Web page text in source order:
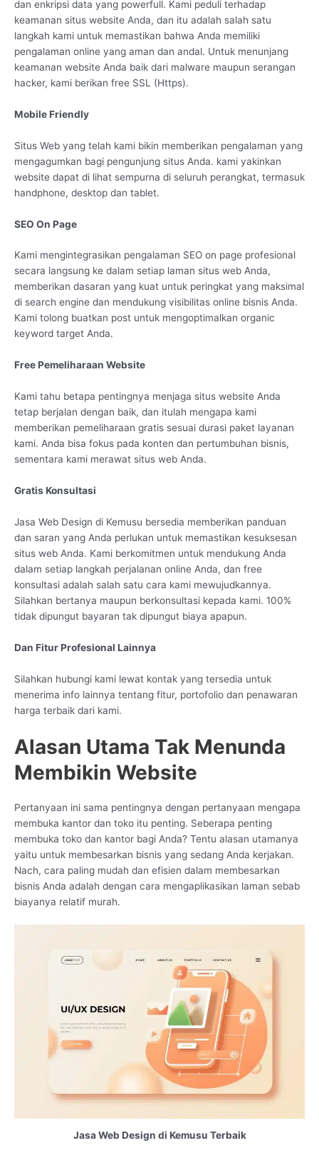
dan enkripsi data yang powerfull. Kami peduli terhadap
keamanan situs website Anda, dan itu adalah salah satu
langkah kami untuk memastikan bahwa Anda memiliki
pengalaman online yang aman dan andal. Untuk menunjang
keamanan website Anda baik dari malware maupun serangan
hacker, kami berikan free SSL (Https).
Mobile Friendly
Situs Web yang telah kami bikin memberikan pengalaman yang
mengagumkan bagi pengunjung situs Anda. kami yakinkan
website dapat di lihat sempurna di seluruh perangkat, termasuk
handphone, desktop dan tablet.
SEO On Page
Kami mengintegrasikan pengalaman SEO on page profesional
secara langsung ke dalam setiap laman situs web Anda,
memberikan dasaran yang kuat untuk peringkat yang maksimal
di search engine dan mendukung visibilitas online bisnis Anda.
Kami tolong buatkan post untuk mengoptimalkan organic
keyword target Anda.
Free Pemeliharaan Website
Kami tahu betapa pentingnya menjaga situs website Anda
tetap berjalan dengan baik, dan itulah mengapa kami
memberikan pemeliharaan gratis sesuai durasi paket layanan
kami. Anda bisa fokus pada konten dan pertumbuhan bisnis,
sementara kami merawat situs web Anda.
Gratis Konsultasi
Jasa Web Design di Kemusu bersedia memberikan panduan
dan saran yang Anda perlukan untuk memastikan kesuksesan
situs web Anda. Kami berkomitmen untuk mendukung Anda
dalam setiap langkah perjalanan online Anda, dan free
konsultasi adalah salah satu cara kami mewujudkannya.
Silahkan bertanya maupun berkonsultasi kepada kami. 100%
tidak dipungut bayaran tak dipungut biaya apapun.
Dan Fitur Profesional Lainnya
Silahkan hubungi kami lewat kontak yang tersedia untuk
menerima info lainnya tentang fitur, portofolio dan penawaran
harga terbaik dari kami.
Alasan Utama Tak Menunda
Membikin Website
Pertanyaan ini sama pentingnya dengan pertanyaan mengapa
membuka kantor dan toko itu penting. Seberapa penting
membuka toko dan kantor bagi Anda? Tentu alasan utamanya
yaitu untuk membesarkan bisnis yang sedang Anda kerjakan.
Nach, cara paling mudah dan efisien dalam membesarkan
bisnis Anda adalah dengan cara mengaplikasikan laman sebab
biayanya relatif murah.
Jasa Web Design di Kemusu Terbaik